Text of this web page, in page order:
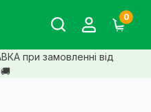
0
при замовленні від